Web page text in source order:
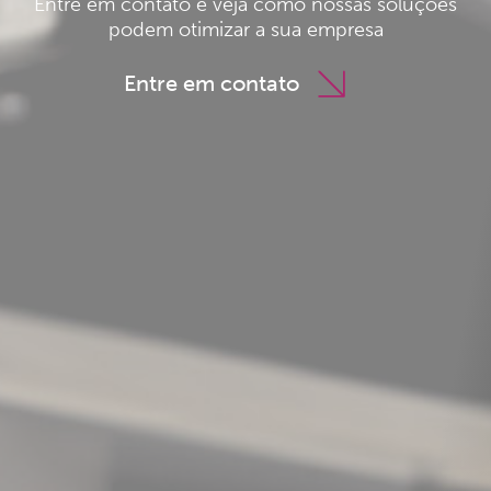
podem otimizar a sua empresa
Entre em contato